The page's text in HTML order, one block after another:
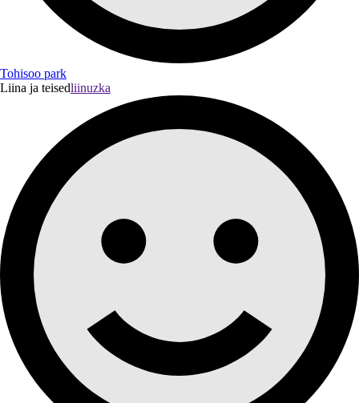
Tohisoo park
Liina ja teisedliinuzka